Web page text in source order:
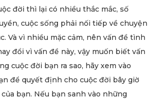
đời thì lại có nhiều thắc mắc, số
cuộc sống phải nối tiếp về chuyện
Và vì nhiều mặc cảm, nên vấn đề tình
đổi vì vấn đề này, vậy muốn biết vấn
cuộc đời bạn ra sao, hãy xem vào
để quyết định cho cuộc đời bây giờ
bạn. Nếu bạn sanh vào những